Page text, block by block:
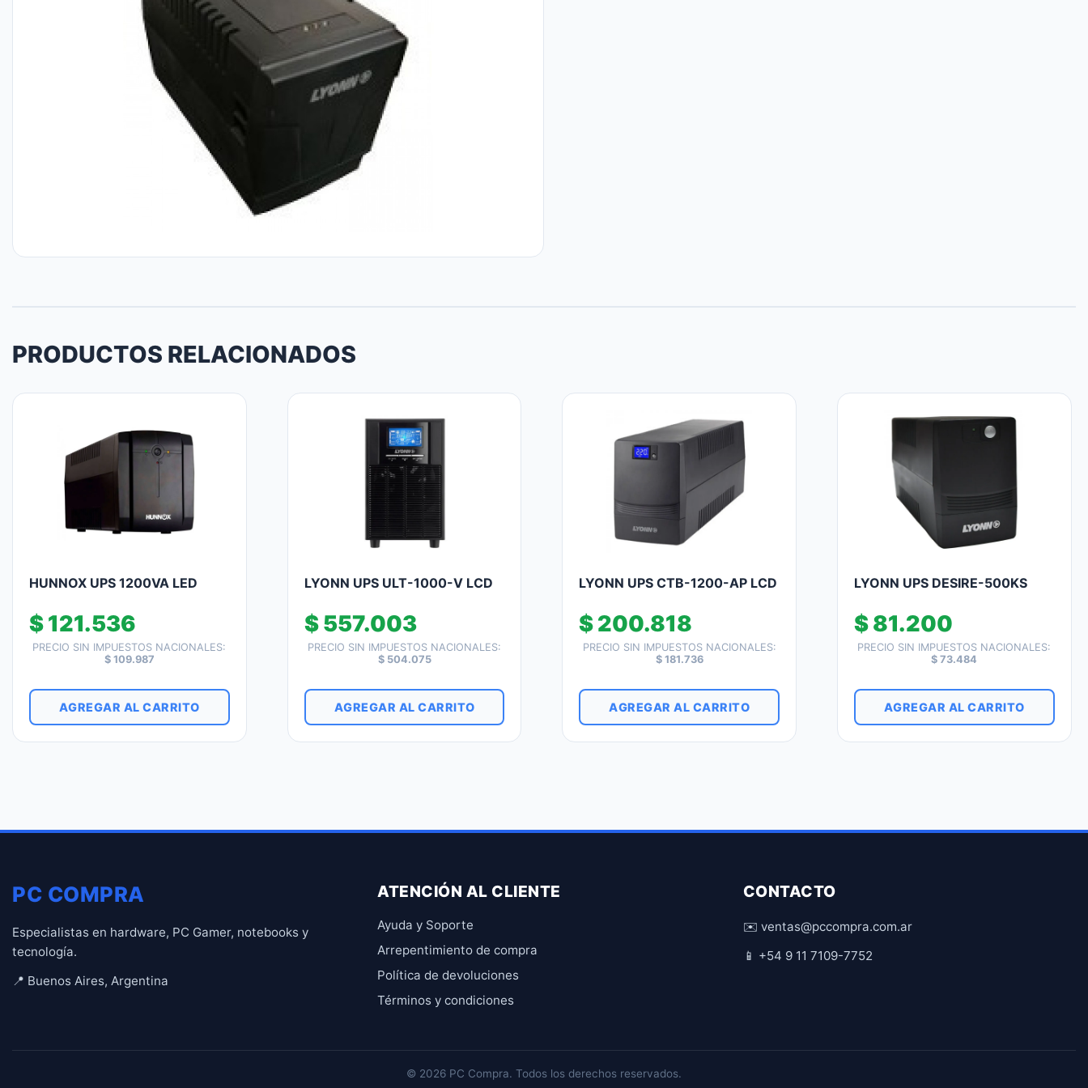
PRODUCTOS RELACIONADOS
HUNNOX UPS 1200VA LED
$121.536
PRECIO SIN IMPUESTOS NACIONALES:
$109.987
AGREGAR AL CARRITO
LYONN UPS ULT-1000-V LCD
$557.003
PRECIO SIN IMPUESTOS NACIONALES:
$504.075
AGREGAR AL CARRITO
LYONN UPS CTB-1200-AP LCD
$200.818
PRECIO SIN IMPUESTOS NACIONALES:
$181.736
AGREGAR AL CARRITO
LYONN UPS DESIRE-500KS
$81.200
PRECIO SIN IMPUESTOS NACIONALES:
$ 73.484
AGREGAR AL CARRITO
PC COMPRA
Especialistas en hardware, PC Gamer, notebooks y
tecnología.
📍 Buenos Aires, Argentina
ATENCIÓN AL CLIENTE
Ayuda y Soporte
Arrepentimiento de compra
Política de devoluciones
Términos y condiciones
CONTACTO
✉️ ventas@pccompra.com.ar
📱 +54 9 11 7109-7752
© 2026 PC Compra. Todos los derechos reservados.